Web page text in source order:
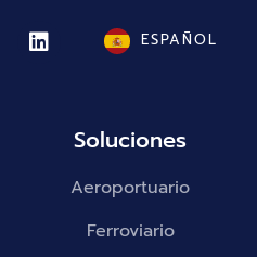
ESPAÑOL
Soluciones
Aeroportuario
Ferroviario